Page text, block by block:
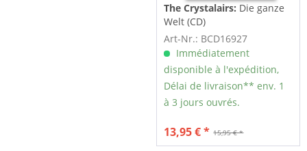
The Crystalairs: Die ganze
Welt (CD)
Art-Nr.: BCD16927
Immédiatement
disponible à l'expédition,
Délai de livraison** env. 1
à 3 jours ouvrés.
15,95 € *
13,95 € *